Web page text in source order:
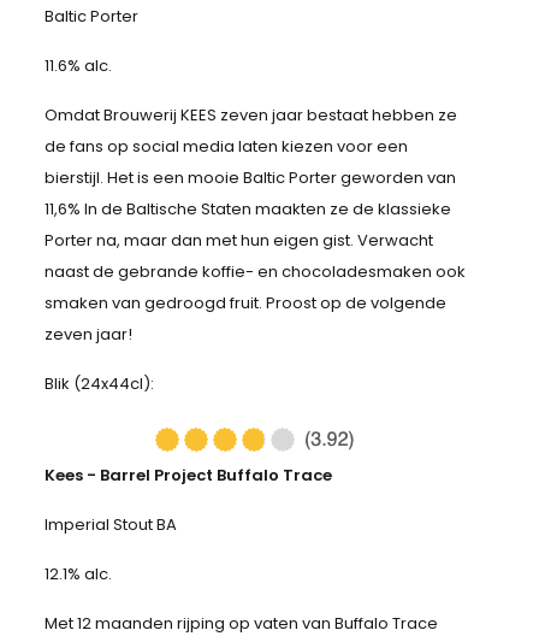
Baltic Porter
11.6% alc.
Omdat Brouwerij KEES zeven jaar bestaat hebben ze
de fans op social media laten kiezen voor een
bierstijl. Het is een mooie Baltic Porter geworden van
11,6% In de Baltische Staten maakten ze de klassieke
Porter na, maar dan met hun eigen gist. Verwacht
naast de gebrande koffie- en chocoladesmaken ook
smaken van gedroogd fruit. Proost op de volgende
zeven jaar!
Blik (24x44cl):
Kees - Barrel Project Buffalo Trace
Imperial Stout BA
12.1% alc.
Met 12 maanden rijping op vaten van Buffalo Trace